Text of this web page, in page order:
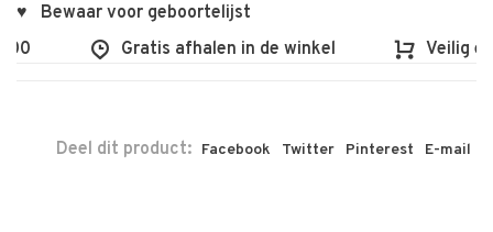
♥ Bewaar voor geboortelijst
Gratis afhalen in de winkel Veilig en
Deel dit product: Facebook Twitter Pinterest E-mail